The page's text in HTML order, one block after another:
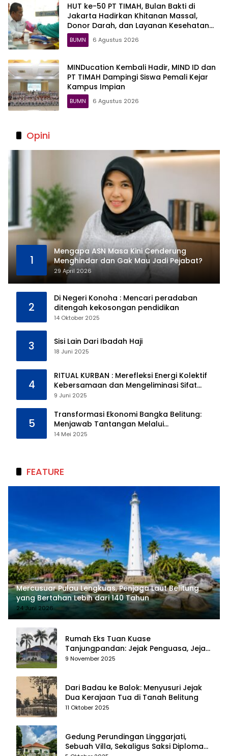
HUT ke-50 PT TIMAH, Bulan Bakti di
Jakarta Hadirkan Khitanan Massal,
Donor Darah, dan Layanan Kesehatan
Gratis
BUMN 6 Agustus 2026
MINDucation Kembali Hadir, MIND ID dan
PT TIMAH Dampingi Siswa Pemali Kejar
Kampus Impian
BUMN 6 Agustus 2026
Opini
1
Mengapa ASN Masa Kini Cenderung
Menghindar dan Gak Mau Jadi Pejabat?
29 April 2026
2
Di Negeri Konoha : Mencari peradaban
ditengah kekosongan pendidikan
14 Oktober 2025
3 Sisi Lain Dari Ibadah Haji
18 Juni 2025
4
RITUAL KURBAN : Merefleksi Energi Kolektif
Kebersamaan dan Mengeliminasi Sifat
Kebinatangan Manusia
9 Juni 2025
5
Transformasi Ekonomi Bangka Belitung:
Menjawab Tantangan Melalui
Pengelolaan Sumber Daya Alam yang
14 Mei 2025
FEATURE
Mercusuar Pulau Lengkuas, Penjaga Laut Belitung
yang Bertahan Lebih dari 140 Tahun
24 Juni 2026
Rumah Eks Tuan Kuase
Tanjungpandan: Jejak Penguasa, Jejak
Kenangan
9 November 2025
Dari Badau ke Balok: Menyusuri Jejak
Dua Kerajaan Tua di Tanah Belitung
11 Oktober 2025
Gedung Perundingan Linggarjati,
Sebuah Villa, Sekaligus Saksi Diplomasi